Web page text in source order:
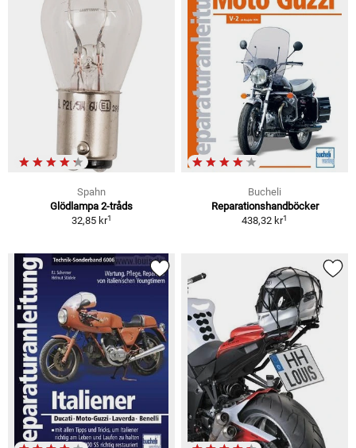
Spahn
Glödlampa 2-tråds
32,85 kr1
Bucheli
Reparationshandböcker
438,32 kr1